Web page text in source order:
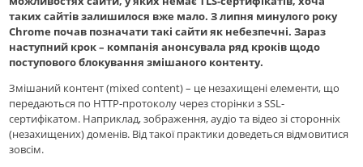
таких сайтів залишилося вже мало. З липня минулого року
Chrome почав позначати такі сайти як небезпечні. Зараз
наступний крок – компанія анонсувала ряд кроків щодо
поступового блокування змішаного контенту.
Змішаний контент (mixed content) – це незахищені елементи, що
передаються по HTTP-протоколу через сторінки з SSL-
сертифікатом. Наприклад, зображення, аудіо та відео зі сторонніх
(незахищених) доменів. Від такої практики доведеться відмовитися
зовсім.